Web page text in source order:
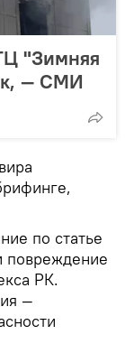
"Зимняя
— СМИ
по статье
РК.
—